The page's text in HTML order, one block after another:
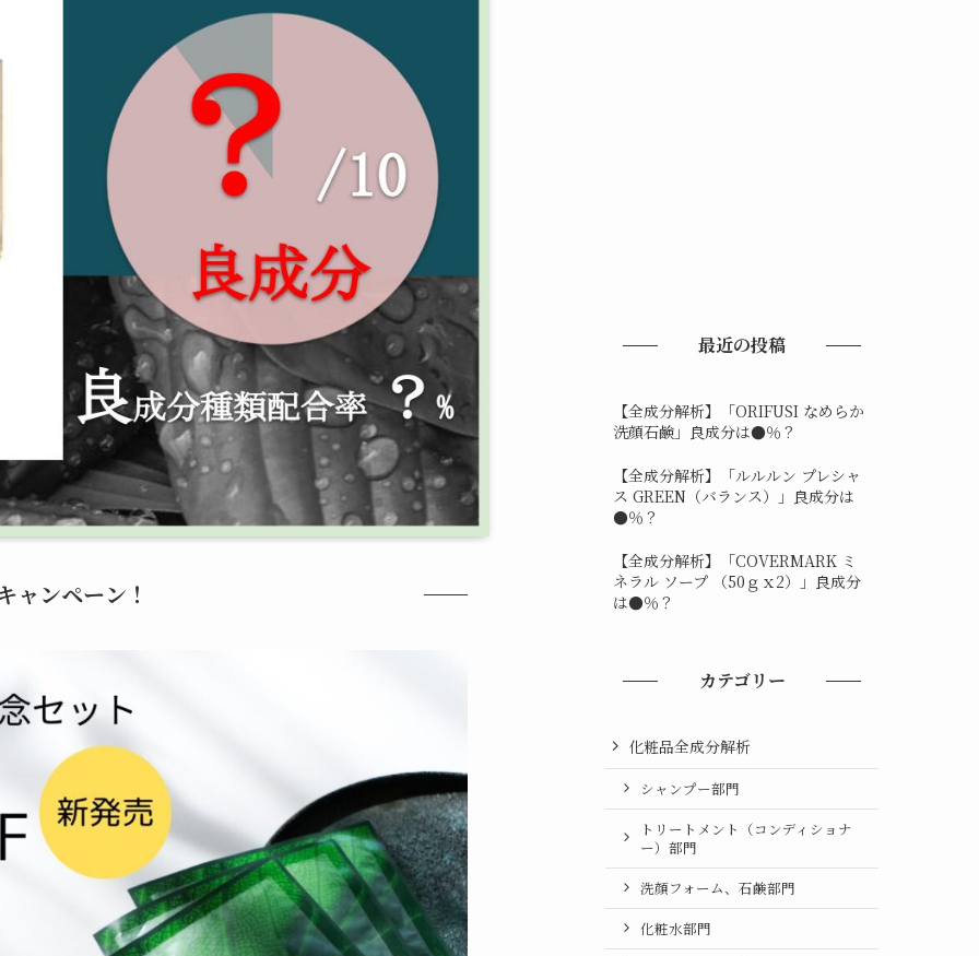
ャンペーン！
最近の投稿
【全成分解析】「ORIFUSI なめらか
洗顔石鹸」良成分は●％？
【全成分解析】「ルルルン プレシャ
ス GREEN（バランス）」良成分は
●％？
【全成分解析】「COVERMARK ミ
ネラル ソープ （50ｇｘ2）」良成分
は●％？
カテゴリー
化粧品全成分解析
シャンプー部門
トリートメント（コンディショナ
ー）部門
洗顔フォーム、石鹸部門
化粧水部門